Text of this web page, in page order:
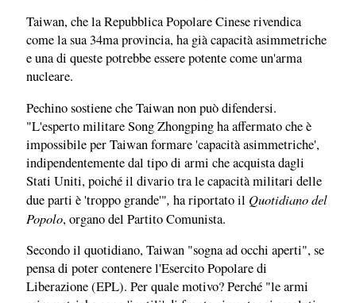
Taiwan, che la Repubblica Popolare Cinese rivendica
come la sua 34ma provincia, ha già capacità asimmetriche
e una di queste potrebbe essere potente come un'arma
nucleare.
Pechino sostiene che Taiwan non può difendersi.
"L'esperto militare Song Zhongping ha affermato che è
impossibile per Taiwan formare 'capacità asimmetriche',
indipendentemente dal tipo di armi che acquista dagli
Stati Uniti, poiché il divario tra le capacità militari delle
due parti è 'troppo grande'", ha riportato il Quotidiano del
Popolo, organo del Partito Comunista.
Secondo il quotidiano, Taiwan "sogna ad occhi aperti", se
pensa di poter contenere l'Esercito Popolare di
Liberazione (EPL). Per quale motivo? Perché "le armi